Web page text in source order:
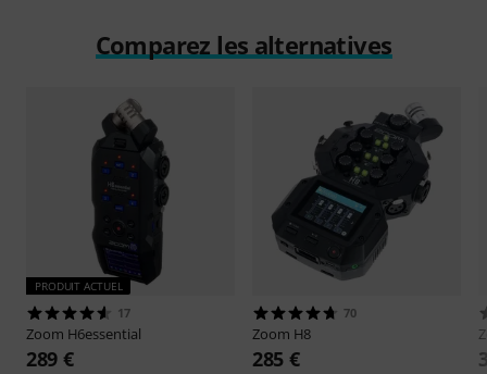
Comparez les alternatives
PRODUIT ACTUEL
17
Zoom H6essential
289 €
70
Zoom H8
285 €